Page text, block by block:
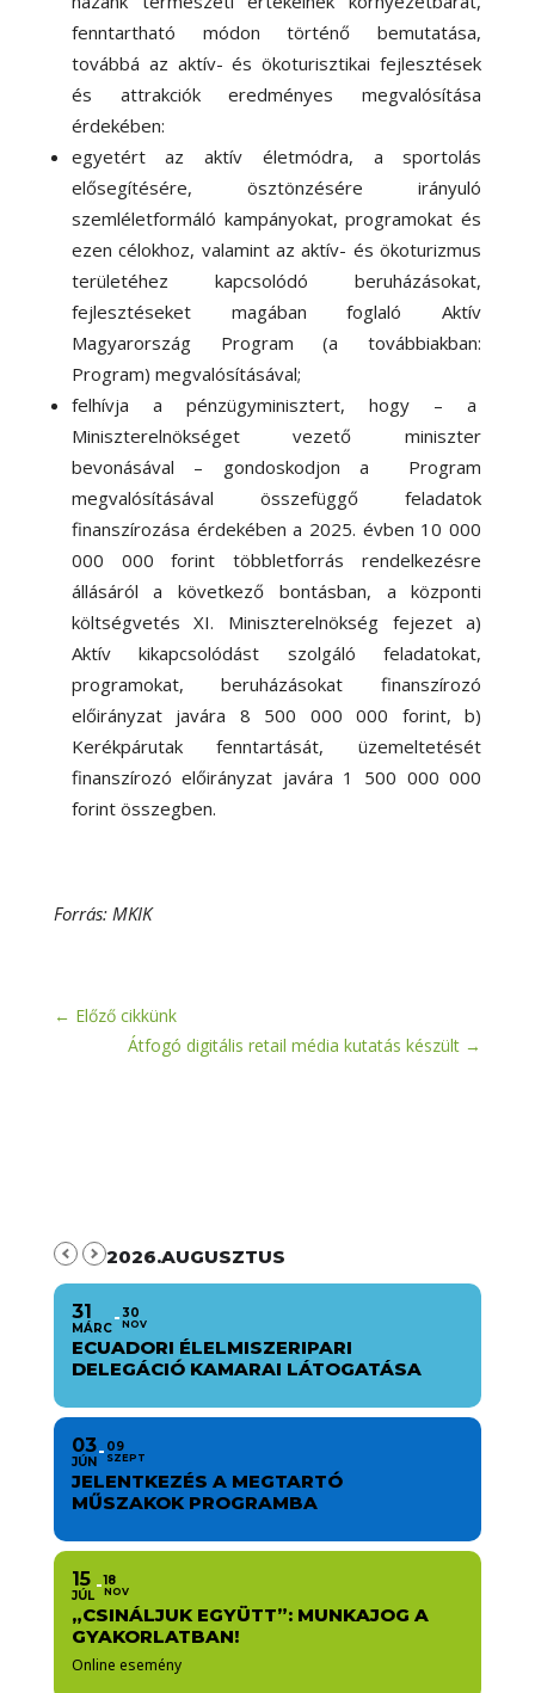
fenntartható módon történő bemutatása,
továbbá az aktív- és ökoturisztikai fejlesztések
és attrakciók eredményes megvalósítása
érdekében:
egyetért az aktív életmódra, a sportolás
elősegítésére, ösztönzésére irányuló
szemléletformáló kampányokat, programokat és
ezen célokhoz, valamint az aktív- és ökoturizmus
területéhez kapcsolódó beruházásokat,
fejlesztéseket magában foglaló Aktív
Magyarország Program (a továbbiakban:
Program) megvalósításával;
felhívja a pénzügyminisztert, hogy – a
Miniszterelnökséget vezető miniszter
bevonásával – gondoskodjon a Program
megvalósításával összefüggő feladatok
finanszírozása érdekében a 2025. évben 10 000
000 000 forint többletforrás rendelkezésre
állásáról a következő bontásban, a központi
költségvetés XI. Miniszterelnökség fejezet a)
Aktív kikapcsolódást szolgáló feladatokat,
programokat, beruházásokat finanszírozó
előirányzat javára 8 500 000 000 forint, b)
Kerékpárutak fenntartását, üzemeltetését
finanszírozó előirányzat javára 1 500 000 000
forint összegben.
Forrás: MKIK
← Előző cikkünk
Átfogó digitális retail média kutatás készült →
2026.AUGUSZTUS
31
MÁRC
30
NOV
ECUADORI ÉLELMISZERIPARI
DELEGÁCIÓ KAMARAI LÁTOGATÁSA
03
JÚN
09
SZEPT
JELENTKEZÉS A MEGTARTÓ
MŰSZAKOK PROGRAMBA
15
JÚL
18
NOV
„CSINÁLJUK EGYÜTT”: MUNKAJOG A
GYAKORLATBAN!
Online esemény